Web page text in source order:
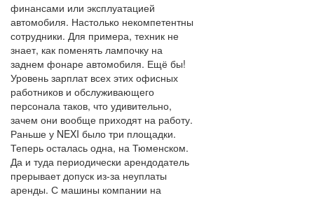
финансами или эксплуатацией
автомобиля. Настолько некомпетентны
сотрудники. Для примера, техник не
знает, как поменять лампочку на
заднем фонаре автомобиля. Ещё бы!
Уровень зарплат всех этих офисных
работников и обслуживающего
персонала таков, что удивительно,
зачем они вообще приходят на работу.
Раньше у NEXI было три площадки.
Теперь осталась одна, на Тюменском.
Да и туда периодически арендодатель
прерывает допуск из-за неуплаты
аренды. С машины компании на